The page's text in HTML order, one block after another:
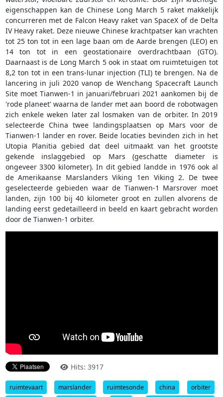
eigenschappen kan de Chinese Long March 5 raket makkelijk
concurreren met de Falcon Heavy raket van SpaceX of de Delta
IV Heavy raket. Deze nieuwe Chinese krachtpatser kan vrachten
tot 25 ton tot in een lage baan om de Aarde brengen (LEO) en
14 ton tot in een geostationaire overdrachtbaan (GTO).
Daarnaast is de Long March 5 ook in staat om ruimtetuigen tot
8,2 ton tot in een trans-lunar injection (TLI) te brengen. Na de
lancering in juli 2020 vanop de Wenchang Spacecraft Launch
Site moet Tianwen-1 in januari/februari 2021 aankomen bij de
'rode planeet' waarna de lander met aan boord de robotwagen
zich enkele weken later zal losmaken van de orbiter. In 2019
selecteerde China twee landingsplaatsen op Mars voor de
Tianwen-1 lander en rover. Beide locaties bevinden zich in het
Utopia Planitia gebied dat deel uitmaakt van het grootste
gekende inslaggebied op Mars (geschatte diameter is
ongeveer 3300 kilometer). In dit gebied landde in 1976 ook al
de Amerikaanse Marslanders Viking 1en Viking 2. De twee
geselecteerde gebieden waar de Tianwen-1 Marsrover moet
landen, zijn 100 bij 40 kilometer groot en zullen alvorens de
landing eerst gedetailleerd in beeld en kaart gebracht worden
door de Tianwen-1 orbiter.
Hits: 3917
ruimtevaart marslander ruimtesonde china
orbiter